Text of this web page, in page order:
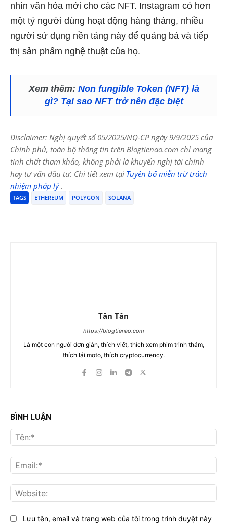
nhìn văn hóa mới cho các NFT. Instagram có hơn
một tỷ người dùng hoạt động hàng tháng, nhiều
người sử dụng nền tảng này để quảng bá và tiếp
thị sản phẩm nghệ thuật của họ.
Xem thêm: Non fungible Token (NFT) là
gì? Tại sao NFT trở nên đặc biệt
Disclaimer: Nghị quyết số 05/2025/NQ-CP ngày 9/9/2025 của
Chính phủ, toàn bộ thông tin trên Blogtienao.com chỉ mang
tính chất tham khảo, không phải là khuyến nghị tài chính
hay tư vấn đầu tư. Chi tiết xem tại Tuyên bố miễn trừ trách
nhiệm pháp lý.
TAGS ETHEREUM POLYGON SOLANA
Tân Tân
https://blogtienao.com
Là một con người đơn giản, thích viết, thích xem phim trinh thám,
thích lái moto, thích cryptocurrency.
BÌNH LUẬN
Lưu tên, email và trang web của tôi trong trình duyệt này